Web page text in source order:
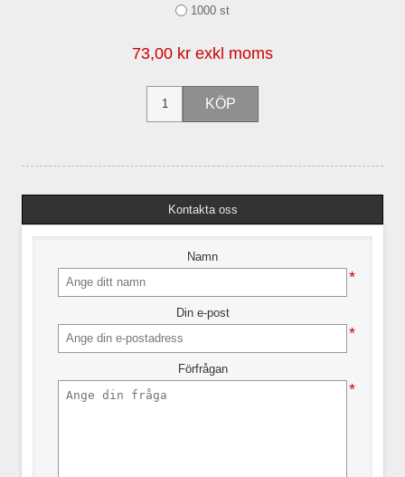
1000 st
73,00 kr exkl moms
Kontakta oss
Namn
*
Din e-post
*
Förfrågan
*